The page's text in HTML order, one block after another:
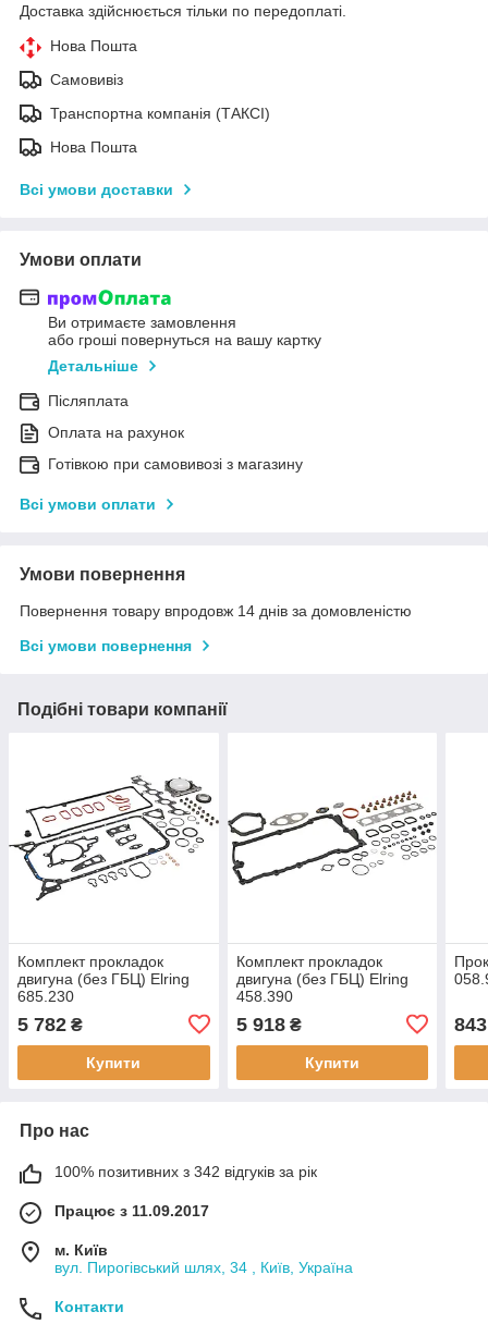
Доставка здійснюється тільки по передоплаті.
Нова Пошта
Самовивіз
Транспортна компанія (ТАКСІ)
Нова Пошта
Всі умови доставки
Умови оплати
Ви отримаєте замовлення
або гроші повернуться на вашу картку
Детальніше
Післяплата
Оплата на рахунок
Готівкою при самовивозі з магазину
Всі умови оплати
Умови повернення
Повернення товару впродовж 14 днів за домовленістю
Всі умови повернення
Подібні товари компанії
Комплект прокладок
двигуна (без ГБЦ) Elring
685.230
5 782 ₴
Купити
Комплект прокладок
двигуна (без ГБЦ) Elring
458.390
5 918₴
Купити
843
Про нас
100% позитивних з 342 відгуків за рік
Працює з 11.09.2017
м. Київ
вул. Пирогівський шлях, 34 , Київ, Україна
Контакти